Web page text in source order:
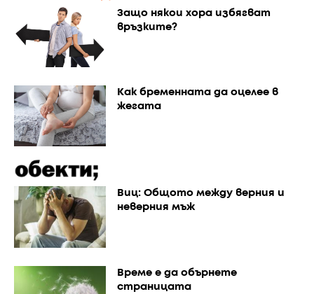
Защо някои хора избягват
връзките?
Как бременната да оцелее в
жегата
Виц: Общото между верния и
неверния мъж
Време е да обърнете
страницата